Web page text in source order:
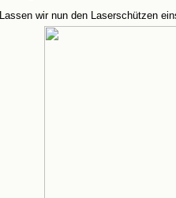
Lassen wir nun den Laserschützen